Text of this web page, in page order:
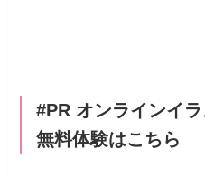
#PR オンラインイ
無料体験はこちら